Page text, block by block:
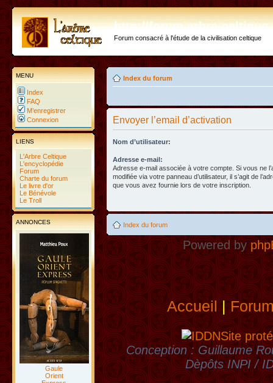
http://forum.arbre-
Forum consacré à l'étude de la civilisation celtique
MENU
Index
FAQ
M’enregistrer
Connexion
LIENS
L'Arbre Celtique
L'encyclopédie
Forum
Charte du forum
Le livre d'or
Le Bénévole
Le Troll
ANNONCES
Gaule
Orient
Index du forum
Envoyer l’email d’activation
Nom d’utilisateur:
Adresse e-mail:
Adresse e-mail associée à votre compte. Si vous ne
modifiée via votre panneau d’utilisateur, il s’agit de
que vous avez fournie lors de votre inscription.
Index du forum
Powered by
Accueil|
Site
Conception : Guillaume
Dèpôts INPI /